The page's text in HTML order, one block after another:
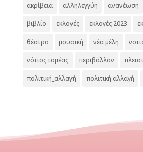
ακρίβεια αλληλεγγύη ανανέωση
βιβλίο εκλογές εκλογές 2023
θέατρο μουσική νέα μέλη
νότιος τομέας περιβάλλον
πολιτική_αλλαγή πολιτική αλλαγή